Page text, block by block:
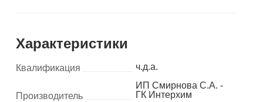
Характеристики
Квалификация ч.д.а.
Производитель
ИП Смирнова С.А. -
ГК Интерхим